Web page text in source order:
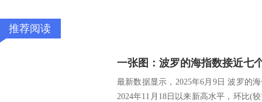
推荐阅读
一张图：波罗的海指数接近七
最新数据显示，2025年6月9日 波罗的
2024年11月18日以来新高水平，环比(